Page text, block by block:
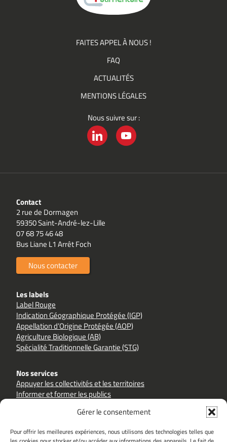
Gérer le consentement
Pour offrir les meilleures expériences, nous utilisons des technologies telles que
FAITES APPEL À NOUS !
FAQ
ACTUALITÉS
MENTIONS LÉGALES
Nous suivre sur :
Contact
2 rue de Dormagen
59350 Saint-André-lez-Lille
07 68 75 46 48
Bus Liane L1 Arrêt Foch
Nous contacter
Les labels
Label Rouge
Indication Géographique Protégée (IGP)
Appellation d’Origine Protégée (AOP)
Agriculture Biologique (AB)
Spécialité Traditionnelle Garantie (STG)
Nos services
Appuyer les collectivités et les territoires
Informer et former les publics